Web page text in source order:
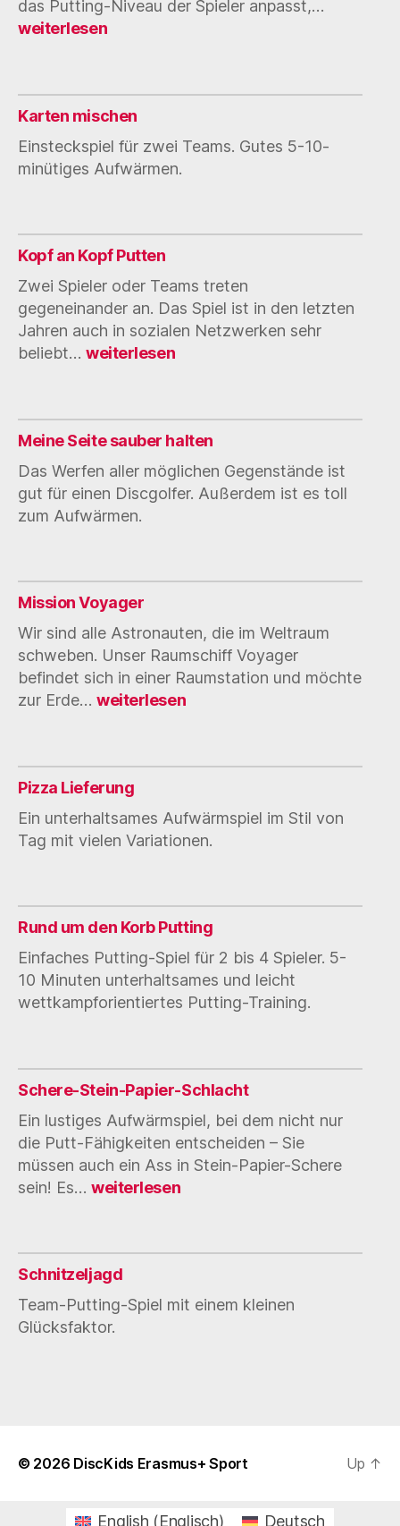
das Putting-Niveau der Spieler anpasst,…
weiterlesen
Karten mischen
Einsteckspiel für zwei Teams. Gutes 5-10-
minütiges Aufwärmen.
Kopf an Kopf Putten
Zwei Spieler oder Teams treten
gegeneinander an. Das Spiel ist in den letzten
Jahren auch in sozialen Netzwerken sehr
beliebt… Kopf
weiterlesen
Meine Seite sauber halten
Das Werfen aller möglichen Gegenstände ist
gut für einen Discgolfer. Außerdem ist es toll
zum Aufwärmen.
Mission Voyager
Wir sind alle Astronauten, die im Weltraum
schweben. Unser Raumschiff Voyager
befindet sich in einer Raumstation und möchte
zur Erde… Mission
weiterlesen
Pizza Lieferung
Ein unterhaltsames Aufwärmspiel im Stil von
Tag mit vielen Variationen.
Rund um den Korb Putting
Einfaches Putting-Spiel für 2 bis 4 Spieler. 5-
10 Minuten unterhaltsames und leicht
wettkampforientiertes Putting-Training.
Schere-Stein-Papier-Schlacht
Ein lustiges Aufwärmspiel, bei dem nicht nur
die Putt-Fähigkeiten entscheiden – Sie
müssen auch ein Ass in Stein-Papier-Schere
sein! Es… Schere-
weiterlesen
Schnitzeljagd
Team-Putting-Spiel mit einem kleinen
Glücksfaktor.
© 2026 DiscKids Erasmus+ Sport Up ↑
English (Englisch) Deutsch